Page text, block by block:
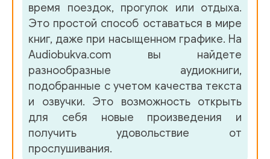
0053
0054
0055
0056
0057
0058
0059
время поездок, прогулок или отдыха.
Это простой способ оставаться в мире
книг, даже при насыщенном графике. На
Audiobukva.com вы найдете
разнообразные аудиокниги,
подобранные с учетом качества текста
и озвучки. Это возможность открыть
для себя новые произведения и
получить удовольствие от
прослушивания.